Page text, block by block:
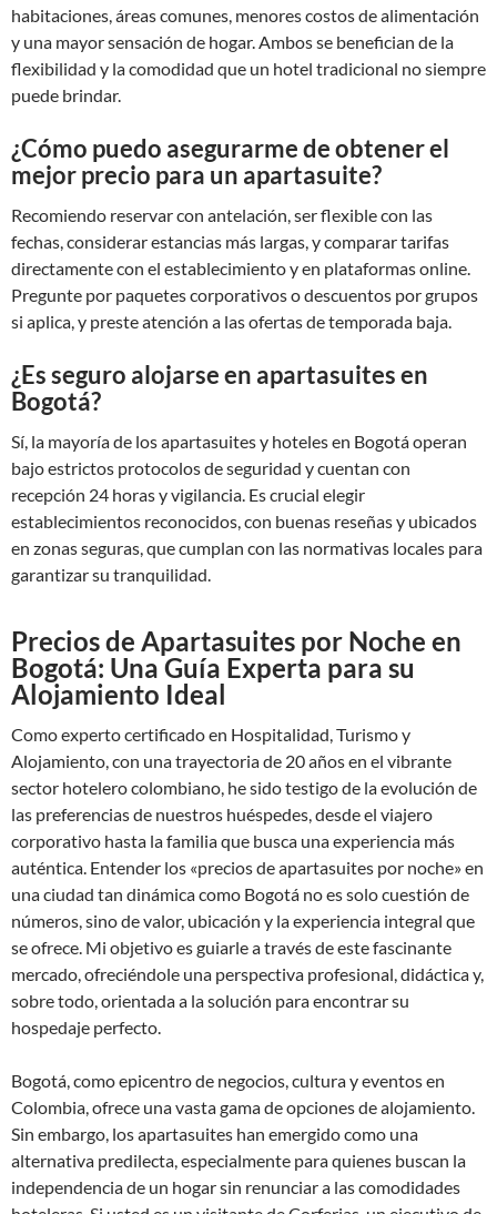
habitaciones, áreas comunes, menores costos de alimentación
y una mayor sensación de hogar. Ambos se benefician de la
flexibilidad y la comodidad que un hotel tradicional no siempre
puede brindar.
¿Cómo puedo asegurarme de obtener el
mejor precio para un apartasuite?
Recomiendo reservar con antelación, ser flexible con las
fechas, considerar estancias más largas, y comparar tarifas
directamente con el establecimiento y en plataformas online.
Pregunte por paquetes corporativos o descuentos por grupos
si aplica, y preste atención a las ofertas de temporada baja.
¿Es seguro alojarse en apartasuites en
Bogotá?
Sí, la mayoría de los apartasuites y hoteles en Bogotá operan
bajo estrictos protocolos de seguridad y cuentan con
recepción 24 horas y vigilancia. Es crucial elegir
establecimientos reconocidos, con buenas reseñas y ubicados
en zonas seguras, que cumplan con las normativas locales para
garantizar su tranquilidad.
Precios de Apartasuites por Noche en
Bogotá: Una Guía Experta para su
Alojamiento Ideal
Como experto certificado en Hospitalidad, Turismo y
Alojamiento, con una trayectoria de 20 años en el vibrante
sector hotelero colombiano, he sido testigo de la evolución de
las preferencias de nuestros huéspedes, desde el viajero
corporativo hasta la familia que busca una experiencia más
auténtica. Entender los «precios de apartasuites por noche» en
una ciudad tan dinámica como Bogotá no es solo cuestión de
números, sino de valor, ubicación y la experiencia integral que
se ofrece. Mi objetivo es guiarle a través de este fascinante
mercado, ofreciéndole una perspectiva profesional, didáctica y,
sobre todo, orientada a la solución para encontrar su
hospedaje perfecto.
Bogotá, como epicentro de negocios, cultura y eventos en
Colombia, ofrece una vasta gama de opciones de alojamiento.
Sin embargo, los apartasuites han emergido como una
alternativa predilecta, especialmente para quienes buscan la
independencia de un hogar sin renunciar a las comodidades